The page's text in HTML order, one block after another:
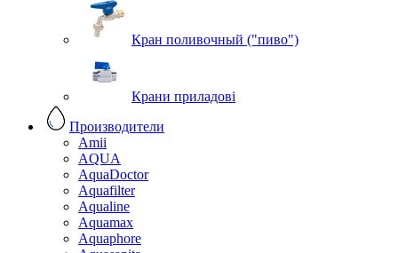
Кран поливочный ("пиво")
Крани приладові
Производители
Amii
AQUA
AquaDoctor
Aquafilter
Aqualine
Aquamax
Aquaphore